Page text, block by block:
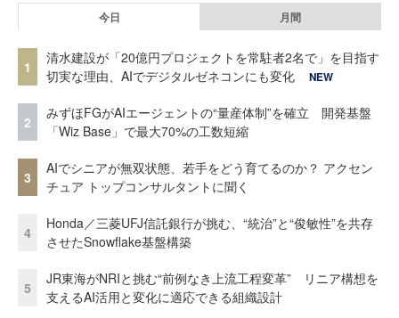
今日 月間
1
清水建設が「20億円プロジェクトを常駐者2名で」を目指す
切実な理由、AIでデジタルゼネコンにも変化
NEW
2
みずほFGがAIエージェントの“量産体制”を確立 開発基盤
「Wiz Base」で最大70%の工数短縮
3
AIでシニアが無双状態、若手をどう育てるのか？ アクセン
チュア トップコンサルタントに聞く
4
Honda／三菱UFJ信託銀行が挑む、“統治”と“俊敏性”を共存
させたSnowflake基盤構築
5
JR東海がNRIと挑む“前例なき上流工程変革” リニア構想を
支えるAI活用と変化に適応できる組織設計